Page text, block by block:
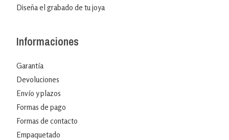
Diseña el grabado de tu joya
Informaciones
Garantía
Devoluciones
Envío y plazos
Formas de pago
Formas de contacto
Empaquetado